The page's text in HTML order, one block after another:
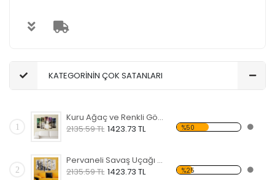
KATEGORİNİN ÇOK SATANLARI
1
Kuru Ağaç ve Renkli Gökyüzü Forex Tablo
2135.59 TL 1423.73 TL %50
2
Pervaneli Savaş Uçağı Forex Tablo
2135.59 TL 1423.73 TL %25